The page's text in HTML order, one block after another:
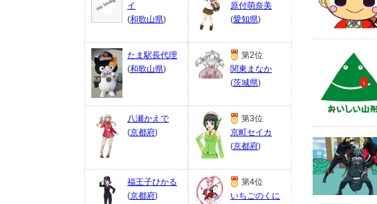
イ
(和歌山県)
たま駅長代理
(和歌山県)
八瀬かえで
(京都府)
福王子ひかる
(京都府)
原付萌奈美
(愛知県)
第2位
関東まなか
(茨城県)
第3位
京町セイカ
(京都府)
第4位
いちごのくに